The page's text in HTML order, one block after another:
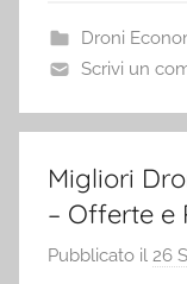
Droni
Scrivi un
Migliori
– Offerte e
Pubblicato il 26